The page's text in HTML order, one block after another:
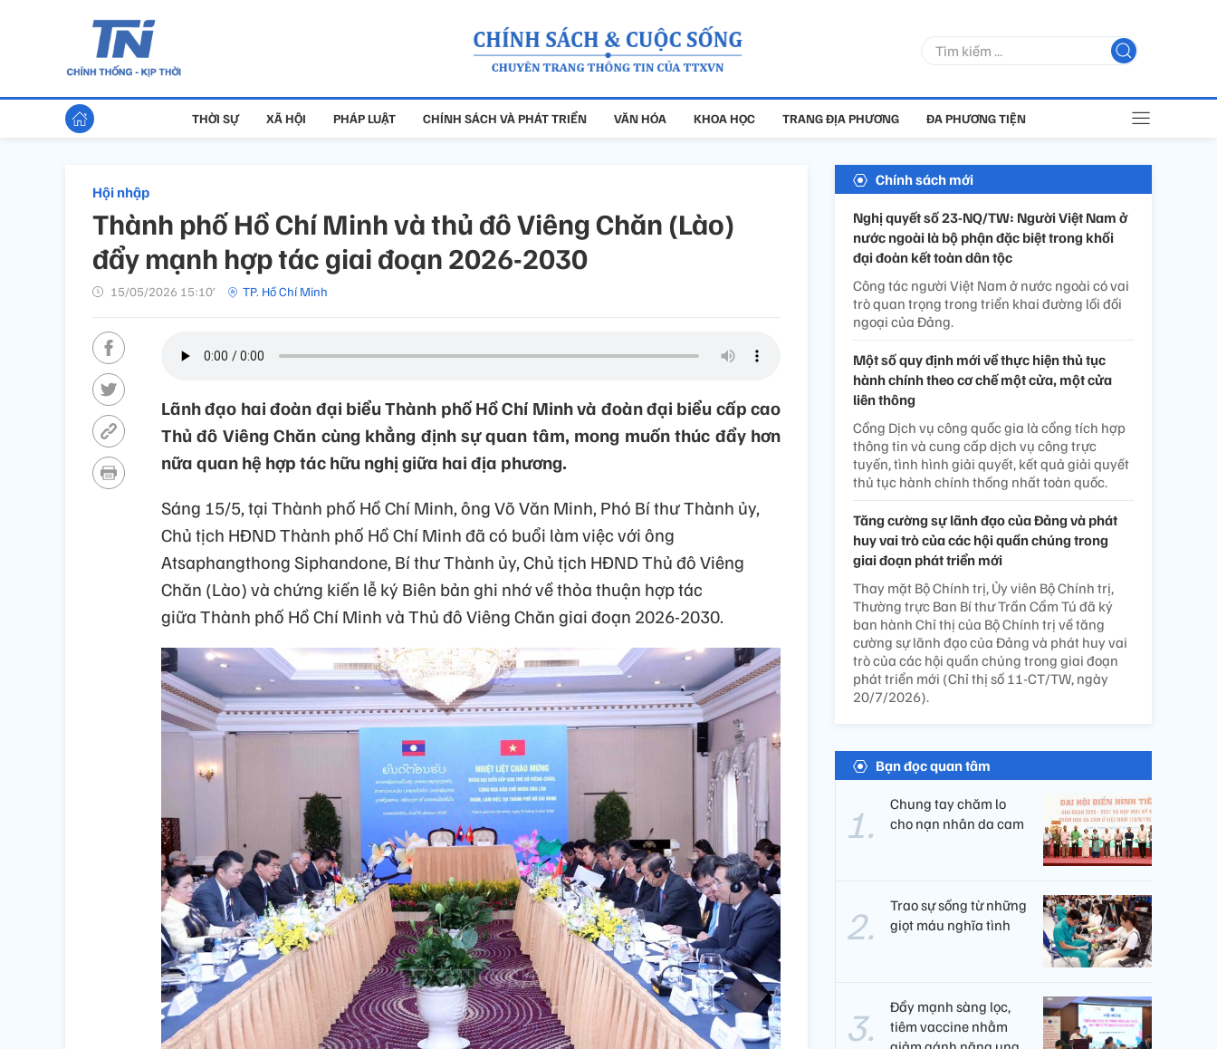
THỜI SỰ XÃ HỘI PHÁP LUẬT CHÍNH SÁCH VÀ PHÁT TRIỂN VĂN HÓA KHOA HỌC TRANG ĐỊA PHƯƠNG ĐA PHƯƠNG TIỆN
Hội nhập
Thành phố Hồ Chí Minh và thủ đô Viêng Chăn (Lào)
đẩy mạnh hợp tác giai đoạn 2026-2030
15/05/2026 15:10’ TP. Hồ Chí Minh
Lãnh đạo hai đoàn đại biểu Thành phố Hồ Chí Minh và đoàn đại biểu cấp cao
Thủ đô Viêng Chăn cùng khẳng định sự quan tâm, mong muốn thúc đẩy hơn
nữa quan hệ hợp tác hữu nghị giữa hai địa phương.
Sáng 15/5, tại Thành phố Hồ Chí Minh, ông Võ Văn Minh, Phó Bí thư Thành ủy,
Chủ tịch HĐND Thành phố Hồ Chí Minh đã có buổi làm việc với ông
Atsaphangthong Siphandone, Bí thư Thành ủy, Chủ tịch HĐND Thủ đô Viêng
Chăn (Lào) và chứng kiến lễ ký Biên bản ghi nhớ về thỏa thuận hợp tác
giữa Thành phố Hồ Chí Minh và Thủ đô Viêng Chăn giai đoạn 2026-2030.
Chính sách mới
Nghị quyết số 23-NQ/TW: Người Việt Nam ở
nước ngoài là bộ phận đặc biệt trong khối
đại đoàn kết toàn dân tộc
Công tác người Việt Nam ở nước ngoài có vai
trò quan trọng trong triển khai đường lối đối
ngoại của Đảng.
Một số quy định mới về thực hiện thủ tục
hành chính theo cơ chế một cửa, một cửa
liên thông
Cổng Dịch vụ công quốc gia là cổng tích hợp
thông tin và cung cấp dịch vụ công trực
tuyến, tình hình giải quyết, kết quả giải quyết
thủ tục hành chính thống nhất toàn quốc.
Tăng cường sự lãnh đạo của Đảng và phát
huy vai trò của các hội quần chúng trong
giai đoạn phát triển mới
Thay mặt Bộ Chính trị, Ủy viên Bộ Chính trị,
Thường trực Ban Bí thư Trần Cẩm Tú đã ký
ban hành Chỉ thị của Bộ Chính trị về tăng
cường sự lãnh đạo của Đảng và phát huy vai
trò của các hội quần chúng trong giai đoạn
phát triển mới (Chỉ thị số 11-CT/TW, ngày
20/7/2026).
Bạn đọc quan tâm
Chung tay chăm lo
cho nạn nhân da cam
Trao sự sống từ những
giọt máu nghĩa tình
Đẩy mạnh sàng lọc,
tiêm vaccine nhằm